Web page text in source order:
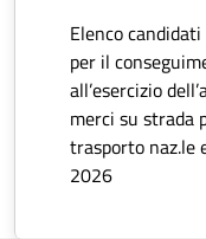
Elenco
per il
all’esercizio
merci su strada
trasporto naz.le
2026